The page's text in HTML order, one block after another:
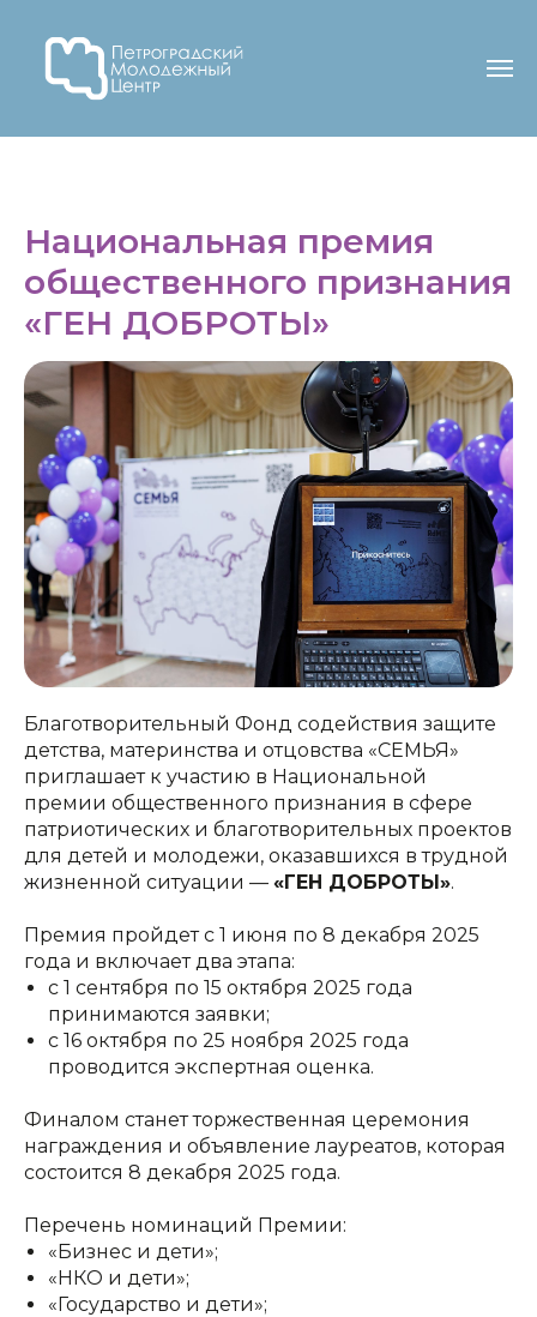
Национальная премия
общественного признания
«ГЕН ДОБРОТЫ»
Благотворительный Фонд содействия защите
детства, материнства и отцовства «СЕМЬЯ»
приглашает к участию в Национальной
премии общественного признания в сфере
патриотических и благотворительных проектов
для детей и молодежи, оказавшихся в трудной
жизненной ситуации — «ГЕН ДОБРОТЫ».
Премия пройдет с 1 июня по 8 декабря 2025
года и включает два этапа:
с 1 сентября по 15 октября 2025 года
принимаются заявки;
с 16 октября по 25 ноября 2025 года
проводится экспертная оценка.
Финалом станет торжественная церемония
награждения и объявление лауреатов, которая
состоится 8 декабря 2025 года.
Перечень номинаций Премии:
«Бизнес и дети»;
«НКО и дети»;
«Государство и дети»;